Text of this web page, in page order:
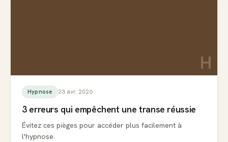
H
Hypnose 23 avr. 2026
3 erreurs qui empêchent une transe réussie
Évitez ces pièges pour accéder plus facilement à
l'hypnose.